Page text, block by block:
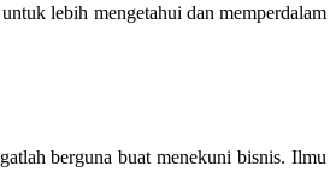
lebih mengetahui dan memperdalam
berguna buat menekuni bisnis. Ilmu